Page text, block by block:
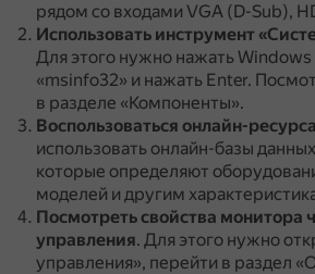
рядом со входами VGA (D-Sub),
Использовать инструмент
Для этого нужно нажать Windows
«msinfo32» и нажать Enter.
в разделе «Компоненты».
Воспользоваться онлайн-
использовать онлайн-базы
которые определяют
моделей и другим
Посмотреть свойства монитора
управления. Для этого нужно
управления», перейти в раздел